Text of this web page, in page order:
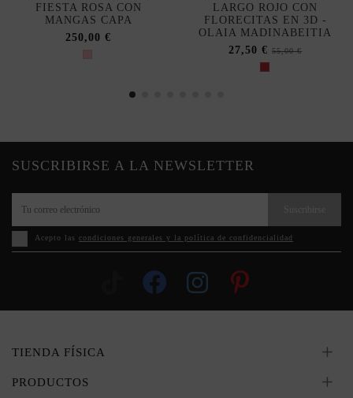
FIESTA ROSA CON
MANGAS CAPA
250,00 €
LARGO ROJO CON
FLORECITAS EN 3D -
OLAIA MADINABEITIA
27,50 €55,00 €
SUSCRIBIRSE A LA NEWSLETTER
Acepto las condiciones generales y la política de confidencialidad
TIENDA FÍSICA
PRODUCTOS